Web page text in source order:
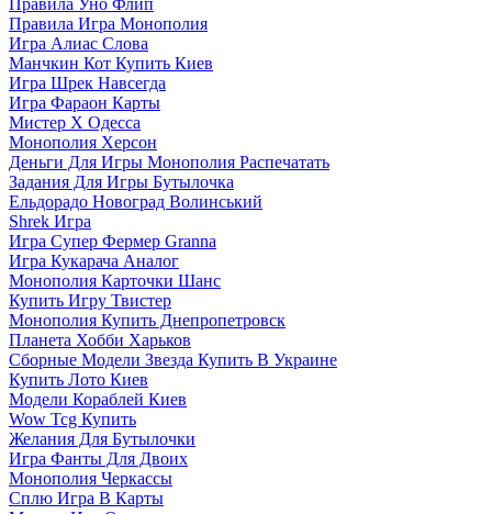
Правила Уно Флип
Правила Игра Монополия
Игра Алиас Слова
Манчкин Кот Купить Киев
Игра Шрек Навсегда
Игра Фараон Карты
Мистер Х Одесса
Монополия Херсон
Деньги Для Игры Монополия Распечатать
Задания Для Игры Бутылочка
Ельдорадо Новоград Волинський
Shrek Игра
Игра Супер Фермер Granna
Игра Кукарача Аналог
Монополия Карточки Шанс
Купить Игру Твистер
Монополия Купить Днепропетровск
Планета Хобби Харьков
Сборные Модели Звезда Купить В Украине
Купить Лото Киев
Модели Кораблей Киев
Wow Tcg Купить
Желания Для Бутылочки
Игра Фанты Для Двоих
Монополия Черкассы
Сплю Игра В Карты